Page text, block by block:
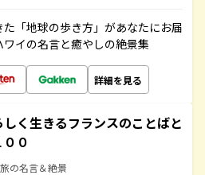
「地球の歩き方」があなたにお届
イの名言と癒やしの絶景集
詳細を見る
しく生きるフランスのことばと
０
の名言＆絶景